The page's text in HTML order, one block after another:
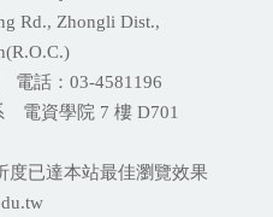
Rd., Zhongli Dist.,
電話：03-4581196
電資學院 7 樓 D701
已達本站最佳瀏覽效果